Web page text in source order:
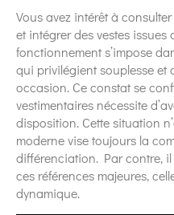
Vous avez intérêt à
et intégrer des vestes issues
fonctionnement s’impose
qui privilégient souplesse
occasion. Ce constat se
vestimentaires nécessite
disposition. Cette situation
moderne vise toujours la
différenciation. Par contre,
ces références majeures,
dynamique.